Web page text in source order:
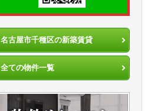
名古屋市千種区の新築賃貸
全ての物件一覧